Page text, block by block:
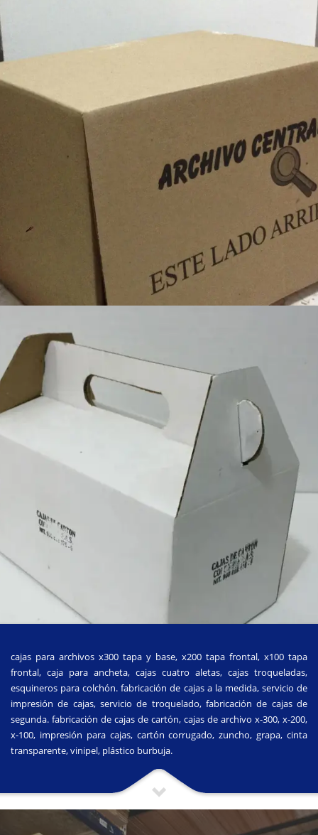
cajas para archivos x300 tapa y base, x200 tapa frontal, x100 tapa
frontal, caja para ancheta, cajas cuatro aletas, cajas troqueladas,
esquineros para colchón. fabricación de cajas a la medida, servicio de
impresión de cajas, servicio de troquelado, fabricación de cajas de
segunda. fabricación de cajas de cartón, cajas de archivo x-300, x-200,
x-100, impresión para cajas, cartón corrugado, zuncho, grapa, cinta
transparente, vinipel, plástico burbuja.